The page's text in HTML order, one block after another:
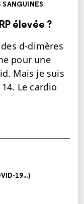
SANGUINES
élevée ?
d-dimères
pour une
Mais je suis
Le cardio
19...)